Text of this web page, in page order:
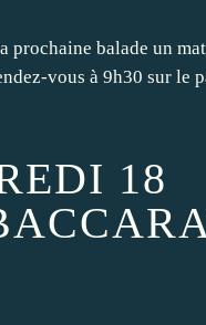
prochaine balade un
vous à 9h30 sur le
18